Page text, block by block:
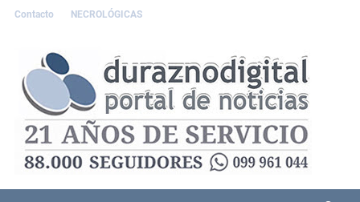
Contacto NECROLÓGICAS